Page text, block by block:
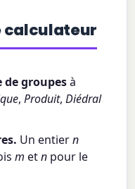
calculateur
de groupesà
,Produit,Diédral
Un entiern
m etn pour le